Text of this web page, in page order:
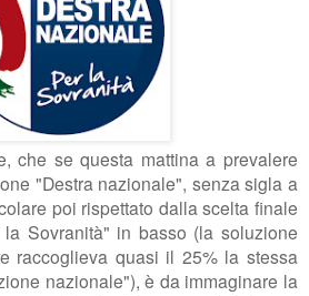
che se questa mattina a prevalere
"Destra nazionale", senza sigla a
poi rispettato dalla scelta finale
Sovranità" in basso (la soluzione
raccoglieva quasi il 25% la stessa
nazionale"), è da immaginare la